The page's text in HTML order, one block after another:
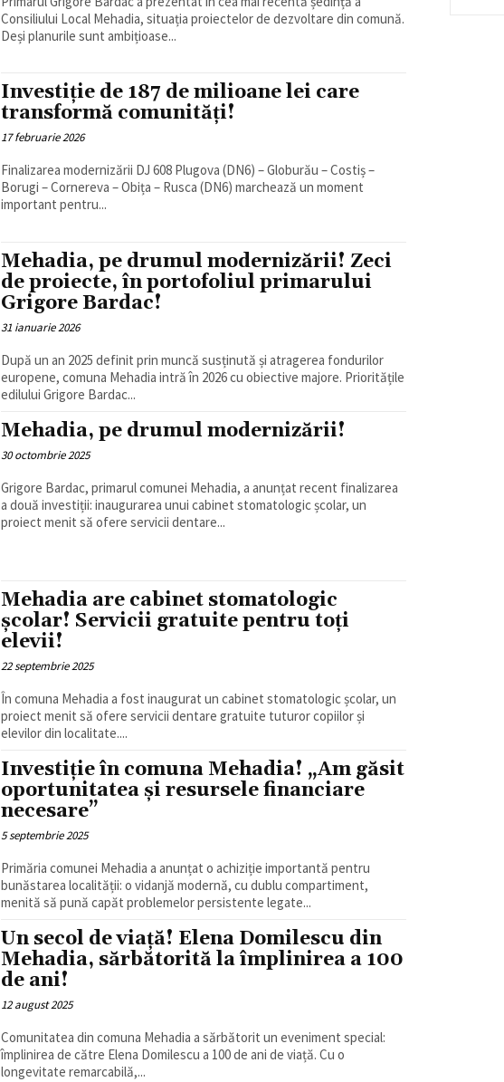
Consiliului Local Mehadia, situația proiectelor de dezvoltare din comună.
Deși planurile sunt ambițioase...
Investiție de 187 de milioane lei care
transformă comunități!
17 februarie 2026
Finalizarea modernizării DJ 608 Plugova (DN6) – Globurău – Costiș –
Borugi – Cornereva – Obița – Rusca (DN6) marchează un moment
important pentru...
Mehadia, pe drumul modernizării! Zeci
de proiecte, în portofoliul primarului
Grigore Bardac!
31 ianuarie 2026
După un an 2025 definit prin muncă susținută și atragerea fondurilor
europene, comuna Mehadia intră în 2026 cu obiective majore. Prioritățile
edilului Grigore Bardac...
Mehadia, pe drumul modernizării!
30 octombrie 2025
Grigore Bardac, primarul comunei Mehadia, a anunțat recent finalizarea
a două investiții: inaugurarea unui cabinet stomatologic școlar, un
proiect menit să ofere servicii dentare...
Mehadia are cabinet stomatologic
școlar! Servicii gratuite pentru toți
elevii!
22 septembrie 2025
În comuna Mehadia a fost inaugurat un cabinet stomatologic școlar, un
proiect menit să ofere servicii dentare gratuite tuturor copiilor și
elevilor din localitate....
Investiție în comuna Mehadia! „Am găsit
oportunitatea și resursele financiare
necesare”
5 septembrie 2025
Primăria comunei Mehadia a anunțat o achiziție importantă pentru
bunăstarea localității: o vidanjă modernă, cu dublu compartiment,
menită să pună capăt problemelor persistente legate...
Un secol de viață! Elena Domilescu din
Mehadia, sărbătorită la împlinirea a 100
de ani!
12 august 2025
Comunitatea din comuna Mehadia a sărbătorit un eveniment special:
împlinirea de către Elena Domilescu a 100 de ani de viață. Cu o
longevitate remarcabilă,...